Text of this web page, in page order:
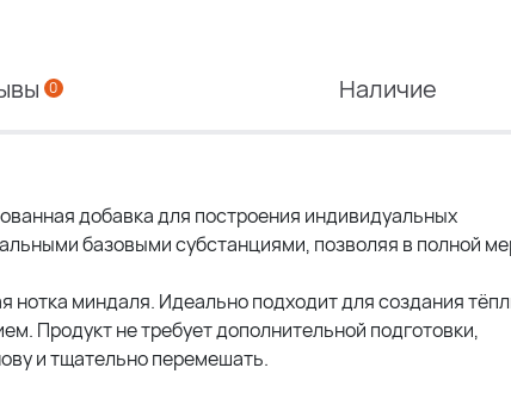
0 Наличие
добавка для построения индивидуальных
базовыми субстанциями, позволяя в полной
нотка миндаля. Идеально подходит для создания
Продукт не требует дополнительной подготовки,
и тщательно перемешать.